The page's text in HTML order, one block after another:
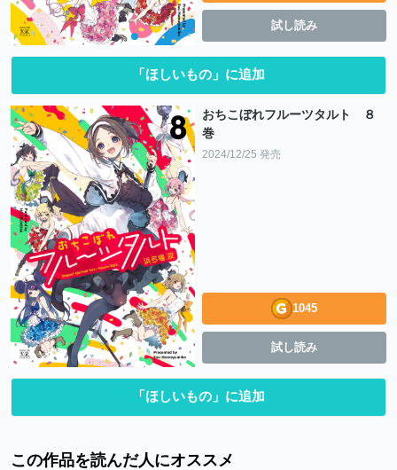
試し読み
「ほしいもの」に追加
おちこぼれフルーツタルト ８
巻
2024/12/25 発売
1045
試し読み
「ほしいもの」に追加
この作品を読んだ人にオススメ